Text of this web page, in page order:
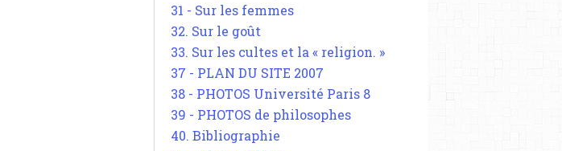
31 - Sur les femmes
32. Sur le goût
33. Sur les cultes et la « religion. »
37 - PLAN DU SITE 2007
38 - PHOTOS Université Paris 8
39 - PHOTOS de philosophes
40. Bibliographie